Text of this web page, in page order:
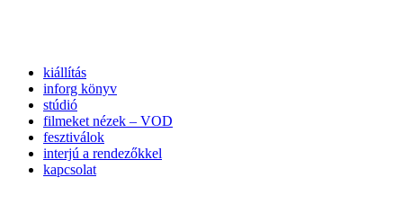
kiállítás
inforg könyv
stúdió
filmeket nézek – VOD
fesztiválok
interjú a rendezőkkel
kapcsolat